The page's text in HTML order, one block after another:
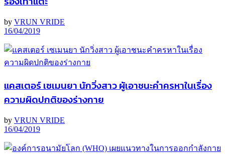
by VRUN VRIDE
16/04/2019
แคสเตอร์ เซเมนยา นักวิ่งสาว ผู้เอาชนะคำครหาในเรื่อง
ความผิดปกติของร่างกาย
by VRUN VRIDE
16/04/2019